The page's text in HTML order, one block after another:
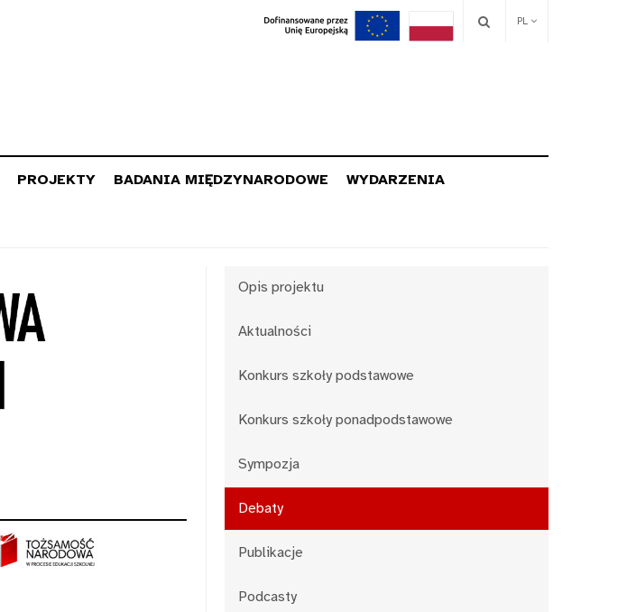
PL
PROJEKTY BADANIA MIĘDZYNARODOWE WYDARZENIA
Opis projektu
Aktualności
Konkurs szkoły podstawowe
Konkurs szkoły ponadpodstawowe
Sympozja
Debaty
Publikacje
Podcasty